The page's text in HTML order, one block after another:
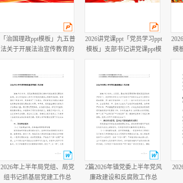
「治国理政ppt模板」九五普
法关于开展法治宣传教育的
第九个五年规划（2026－
2026讲党课ppt「党员学习ppt
模板」支部书记讲党课ppt模
板「带完整内容」.pptx
模
心
2026年上半年局党组、局党
组书记抓基层党建工作总
2篇2026年镇党委上半年党风
廉政建设和反腐败工作总